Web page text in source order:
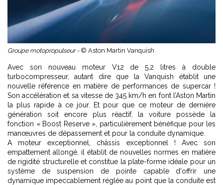
Groupe motopropulseur - © Aston Martin Vanquish
Avec son nouveau moteur V12 de 5,2 litres à double
turbocompresseur, autant dire que la Vanquish établit une
nouvelle référence en matière de performances de supercar !
Son accélération et sa vitesse de 345 km/h en font l’Aston Martin
la plus rapide à ce jour. Et pour que ce moteur de dernière
génération soit encore plus réactif, la voiture possède la
fonction « Boost Reserve », particulièrement bénéfique pour les
manœuvres de dépassement et pour la conduite dynamique.
A moteur exceptionnel, châssis exceptionnel ! Avec son
empattement allongé, il établit de nouvelles normes en matière
de rigidité structurelle et constitue la plate-forme idéale pour un
système de suspension de pointe capable d'offrir une
dynamique impeccablement réglée au point que la conduite est